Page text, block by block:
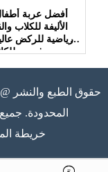
أفضل عربة
الأليفة للكلاب
رياضية للركض
روفر رن
المحدودة.
خريطة